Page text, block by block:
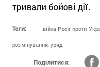
тривали бойові дії.
Теги: війна Росії проти
розмінування, уряд
Поділитися: